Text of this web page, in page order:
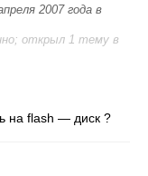
2007 года в
открыл 1 тему в
на flash — диск ?